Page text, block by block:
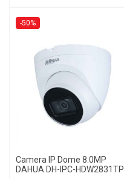
-50%
Camera IP Dome 8.0MP
DAHUA DH-IPC-HDW2831TP-